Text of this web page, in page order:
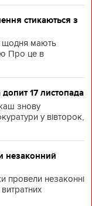
стикаються з
щодня мають
Про це в
17 листопада
знову
у вівторок,
незаконний
провели незаконні